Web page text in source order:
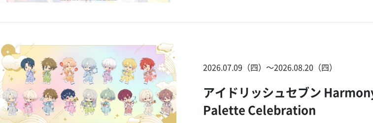
2026.07.09（四）〜2026.08.20（四）
アイドリッシュセブン
Palette Celebration